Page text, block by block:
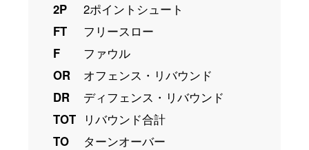
2P
2ポイントシュート
FT
フリースロー
F
ファウル
OR
オフェンス・リバウンド
DR
ディフェンス・リバウンド
TOT
リバウンド合計
TO
ターンオーバー